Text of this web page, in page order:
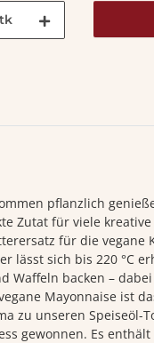
pflanzlich
Zutat für viele kreative
für die vegane
sich bis 220 °C
Waffeln backen –
Mayonnaise ist
zu unseren Speiseöl-
gewonnen. Es